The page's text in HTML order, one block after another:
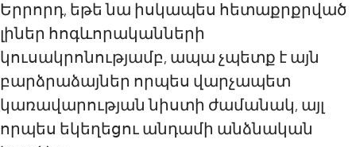
Երրորդ, եթե նա իսկապես հետաքրքրված
լիներ հոգևորականների
կուսակրոնությամբ, ապա չպետք է այն
բարձրաձայներ որպես վարչապետ
կառավարության նիստի ժամանակ, այլ
որպես եկեղեցու անդամի անձնական